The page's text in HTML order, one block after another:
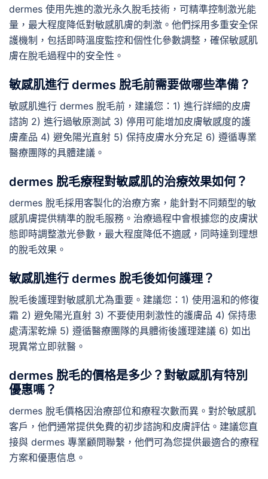
dermes 使用先進的激光永久脫毛技術，可精準控制激光能
量，最大程度降低對敏感肌膚的刺激。他們採用多重安全保
護機制，包括即時溫度監控和個性化參數調整，確保敏感肌
膚在脫毛過程中的安全性。
敏感肌進行 dermes 脫毛前需要做哪些準備？
敏感肌進行 dermes 脫毛前，建議您：1) 進行詳細的皮膚
諮詢 2) 進行過敏原測試 3) 停用可能增加皮膚敏感度的護
膚產品 4) 避免陽光直射 5) 保持皮膚水分充足 6) 遵循專業
醫療團隊的具體建議。
dermes 脫毛療程對敏感肌的治療效果如何？
dermes 脫毛採用客製化的治療方案，能針對不同類型的敏
感肌膚提供精準的脫毛服務。治療過程中會根據您的皮膚狀
態即時調整激光參數，最大程度降低不適感，同時達到理想
的脫毛效果。
敏感肌進行 dermes 脫毛後如何護理？
脫毛後護理對敏感肌尤為重要。建議您：1) 使用溫和的修復
霜 2) 避免陽光直射 3) 不要使用刺激性的護膚品 4) 保持患
處清潔乾燥 5) 遵循醫療團隊的具體術後護理建議 6) 如出
現異常立即就醫。
dermes 脫毛的價格是多少？對敏感肌有特別
優惠嗎？
dermes 脫毛價格因治療部位和療程次數而異。對於敏感肌
客戶，他們通常提供免費的初步諮詢和皮膚評估。建議您直
接與 dermes 專業顧問聯繫，他們可為您提供最適合的療程
方案和優惠信息。